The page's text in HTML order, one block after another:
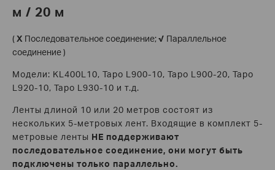
м / 20 м
(X Последовательное соединение;√ Параллельное
соединение )
Модели: KL400L10, Tapo L900-10, Tapo L900-20, Tapo
L920-10, Tapo L930-10 и т.д.
Ленты длиной 10 или 20 метров состоят из
нескольких 5-метровых лент. Входящие в комплект 5-
метровые ленты НЕ поддерживают
последовательное соединение, они могут быть
подключены только параллельно.